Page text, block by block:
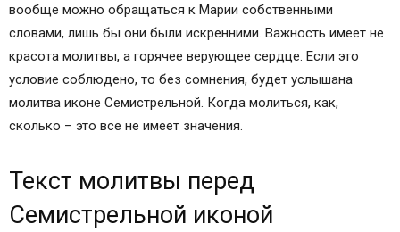
вообще можно обращаться к Марии собственными
словами, лишь бы они были искренними. Важность имеет не
красота молитвы, а горячее верующее сердце. Если это
условие соблюдено, то без сомнения, будет услышана
молитва иконе Семистрельной. Когда молиться, как,
сколько – это все не имеет значения.
Текст молитвы перед
Семистрельной иконой